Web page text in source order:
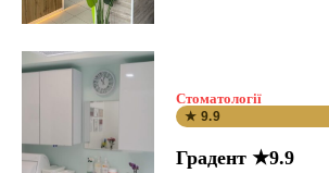
Стоматології
★ 9.9
Градент ★9.9